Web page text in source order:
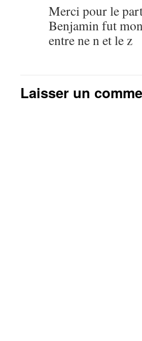
Merci pour le
Benjamin fut
entre ne n et le z
Laisser un